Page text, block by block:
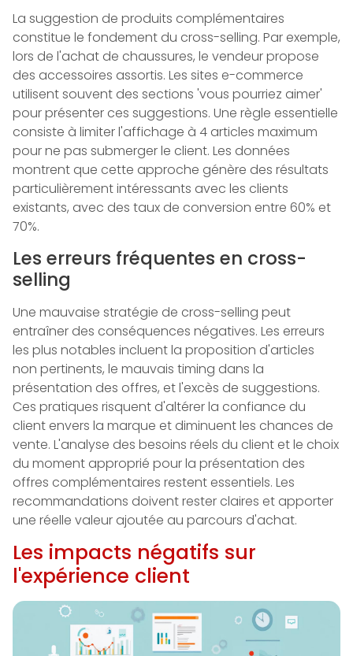
La suggestion de produits complémentaires
constitue le fondement du cross-selling. Par exemple,
lors de l'achat de chaussures, le vendeur propose
des accessoires assortis. Les sites e-commerce
utilisent souvent des sections 'vous pourriez aimer'
pour présenter ces suggestions. Une règle essentielle
consiste à limiter l'affichage à 4 articles maximum
pour ne pas submerger le client. Les données
montrent que cette approche génère des résultats
particulièrement intéressants avec les clients
existants, avec des taux de conversion entre 60% et
70%.
Les erreurs fréquentes en cross-
selling
Une mauvaise stratégie de cross-selling peut
entraîner des conséquences négatives. Les erreurs
les plus notables incluent la proposition d'articles
non pertinents, le mauvais timing dans la
présentation des offres, et l'excès de suggestions.
Ces pratiques risquent d'altérer la confiance du
client envers la marque et diminuent les chances de
vente. L'analyse des besoins réels du client et le choix
du moment approprié pour la présentation des
offres complémentaires restent essentiels. Les
recommandations doivent rester claires et apporter
une réelle valeur ajoutée au parcours d'achat.
Les impacts négatifs sur
l'expérience client